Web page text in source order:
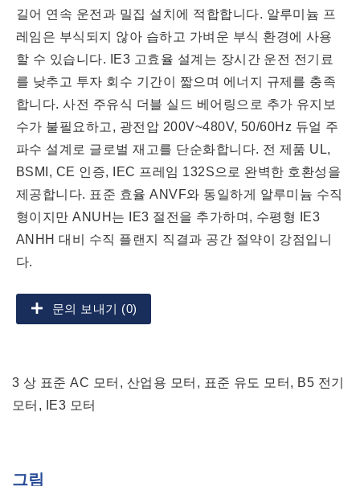
길어 연속 운전과 밀집 설치에 적합합니다. 알루미늄 프
레임은 부식되지 않아 습하고 가벼운 부식 환경에 사용
할 수 있습니다. IE3 고효율 설계는 장시간 운전 전기료
를 낮추고 투자 회수 기간이 짧으며 에너지 규제를 충족
합니다. 사전 주유식 더블 실드 베어링으로 추가 유지보
수가 불필요하고, 광전압 200V~480V, 50/60Hz 듀얼 주
파수 설계로 글로벌 재고를 단순화합니다. 전 제품 UL,
BSMI, CE 인증, IEC 프레임 132S으로 완벽한 호환성을
제공합니다. 표준 효율 ANVF와 동일하게 알루미늄 수직
형이지만 ANUH는 IE3 절전을 추가하며, 수평형 IE3
ANHH 대비 수직 플랜지 직결과 공간 절약이 강점입니
다.
문의 보내기 (0)
3 상 표준 AC 모터, 산업용 모터, 표준 유도 모터, B5 전기
모터, IE3 모터
그림